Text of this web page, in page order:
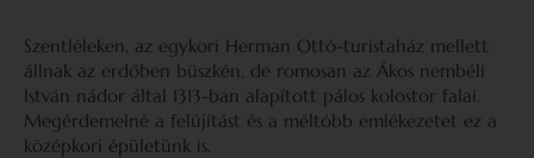
Szentléleken, az egykori Herman Ottó-turistaház mellett
állnak az erdőben büszkén, de romosan az Ákos nembéli
István nádor által 1313-ban alapított pálos kolostor falai.
Megérdemelné a felújítást és a méltóbb emlékezetet ez a
középkori épületünk is.